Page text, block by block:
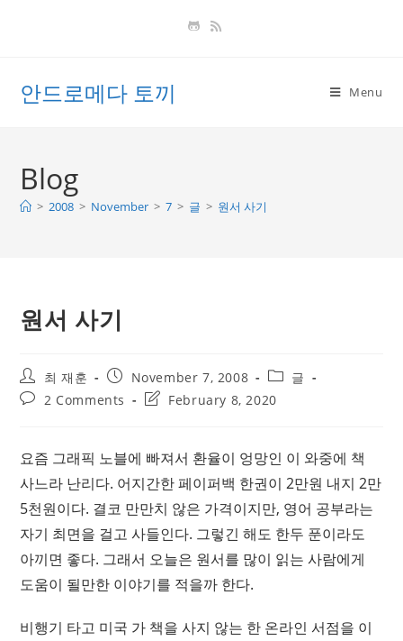
안드로메다 토끼 Menu
Blog
> 2008 > November > 7 > 글 > 원서 사기
원서 사기
Post
author:
최 재훈
Post
published:
November 7, 2008
Post
category:
글
Post2 Comments
PostFebruary 8, 2020
요즘 그래픽 노블에 빠져서 환율이 엉망인 이 와중에 책
사느라 난리다. 어지간한 페이퍼백 한권이 2만원 내지 2만
5천원이다. 결코 만만치 않은 가격이지만, 영어 공부라는
자기 최면을 걸고 사들인다. 그렇긴 해도 한두 푼이라도
아끼면 좋다. 그래서 오늘은 원서를 많이 읽는 사람에게
도움이 될만한 이야기를 적을까 한다.
비행기 타고 미국 가 책을 사지 않는 한 온라인 서점을 이